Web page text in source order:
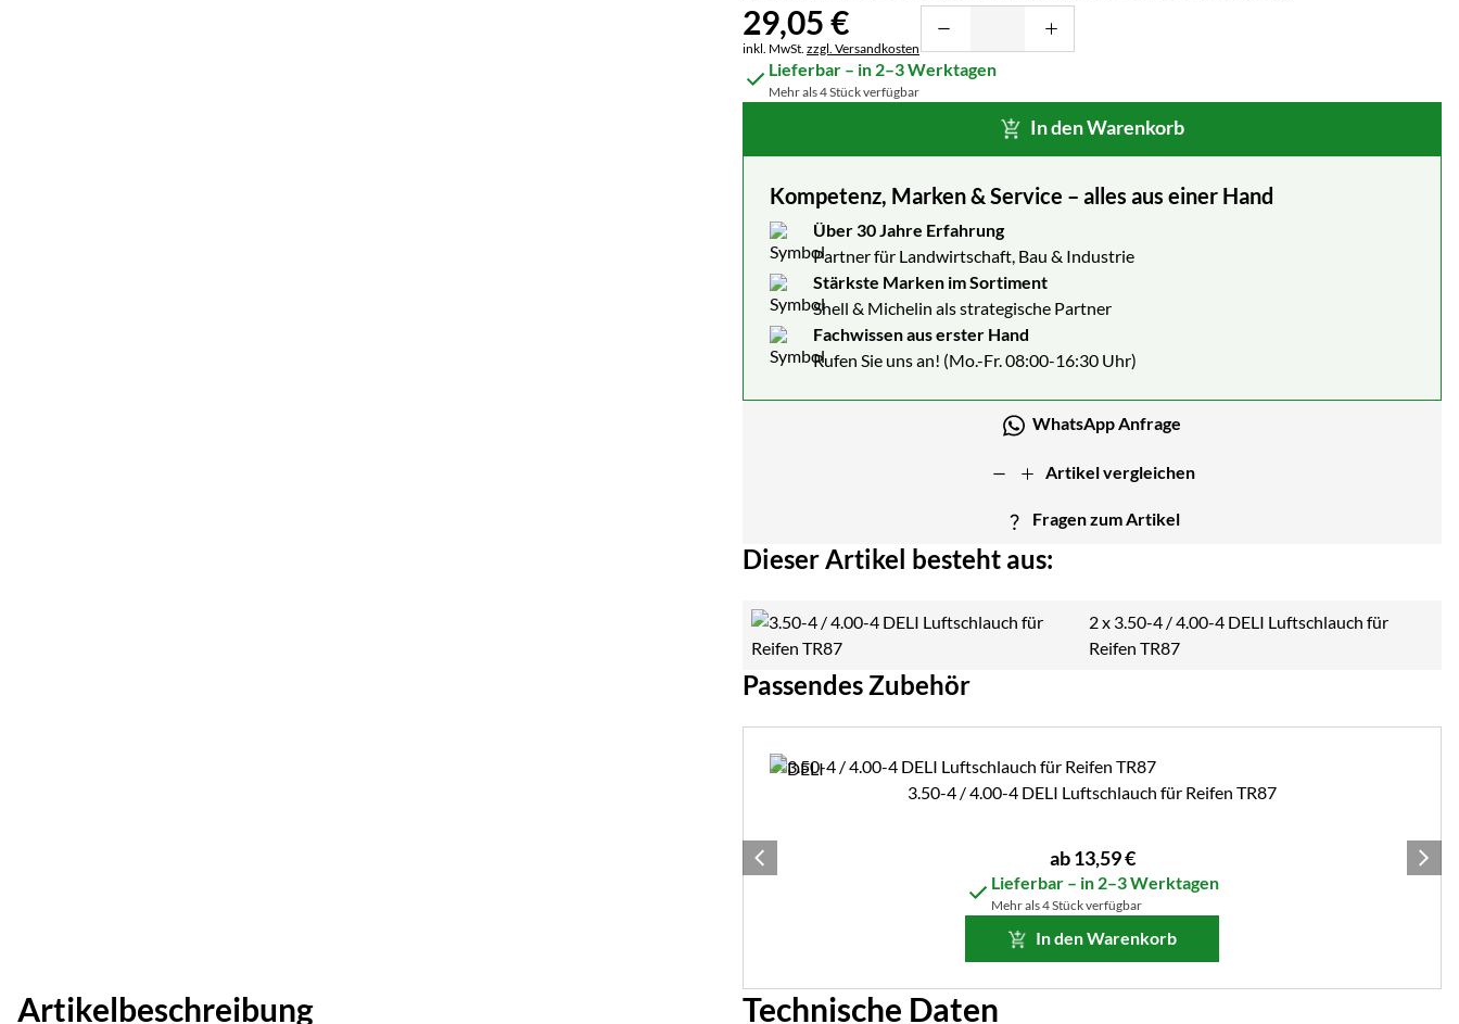
29,05€
Steuerhinweis:
inkl. MwSt. zzgl. Versandkosten
Lieferbar – in 2–3 Werktagen
Mehr als 4 Stück verfügbar
In den Warenkorb
Kompetenz, Marken & Service – alles aus einer Hand
Über 30 Jahre Erfahrung
Partner für Landwirtschaft, Bau & Industrie
Stärkste Marken im Sortiment
Shell & Michelin als strategische Partner
Fachwissen aus erster Hand
Rufen Sie uns an! (Mo.-Fr. 08:00-16:30 Uhr)
WhatsApp Anfrage
Artikel vergleichen
Fragen zum Artikel
Dieser Artikel besteht aus:
2 x 3.50-4 / 4.00-4 DELI Luftschlauch für
Reifen TR87
Passendes Zubehör
Zubehör überspringen
3.50-4 / 4.00-4 DELI Luftschlauch für Reifen TR87
ab:
ab 13,59€
Lieferbar – in 2–3 Werktagen
Mehr als 4 Stück verfügbar
In den Warenkorb
Artikelbeschreibung Technische Daten